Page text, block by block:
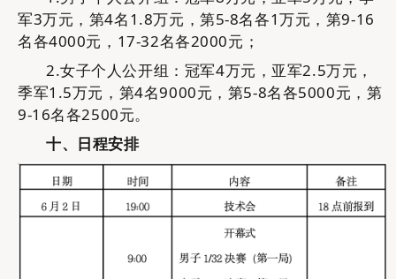
军3万元，第4名1.8万元，第5-8名各1万元，第9-16
名各4000元 ， 17-32名各2000元；
2.女子个人公开组 ： 冠军4万元，亚军2.5万元，
季军1.5万元，第4名9000元，第5-8名各5000元 ， 第
9-16名各2500元。
十、日程安排